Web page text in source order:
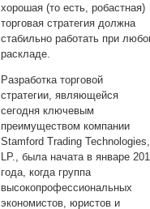
хорошая (то есть, робастная)
торговая стратегия должна
стабильно работать при
раскладе.
Разработка торговой
стратегии, являющейся
сегодня ключевым
преимуществом компании
Stamford Trading Technologies,
LP., была начата в январе
года, когда группа
высокопрофессиональных
экономистов, юристов и